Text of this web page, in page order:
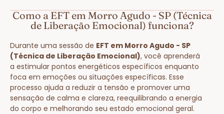
Como a EFT em Morro Agudo - SP (Técnica
de Liberação Emocional) funciona?
Durante uma sessão de EFT em Morro Agudo - SP
(Técnica de Liberação Emocional), você aprenderá
a estimular pontos energéticos específicos enquanto
foca em emoções ou situações específicas. Esse
processo ajuda a reduzir a tensão e promover uma
sensação de calma e clareza, reequilibrando a energia
do corpo e melhorando seu estado emocional geral.